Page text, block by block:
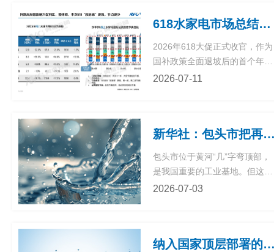
会
展
中
心
金
2026
年4月
27-29
日 济
南丨
山东
（新
馆）
上
海
成
618水家电市场总结：结构性机会清晰
2026年618大促正式收官，作为
国补政策全面退坡后的首个年中
大促，水家电赛道并未迎来全面
赛道保持高增韧性，渠道格局变
本次大促中得到进一步验证。从
全家电大盘来看，本次618整体
表现偏弱，高基数效应叠
2026-07-11
新华社：包头市把再生水变
包头市位于黄河“几”字弯顶部，
是我国重要的工业基地。但这里
人均水资源量只有224立方米，
向了再生水。2022年，包头入
2026-07-03
纳入国家顶层部署的“六张网”是